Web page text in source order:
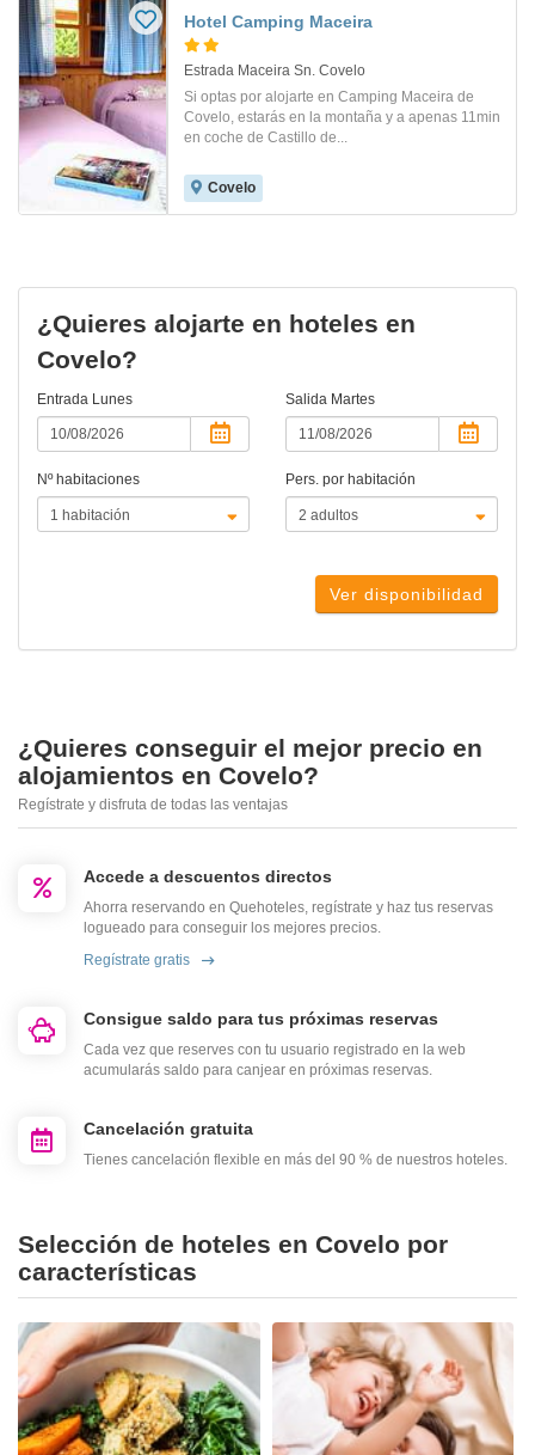
Hotel Camping Maceira
Estrada Maceira Sn. Covelo
Si optas por alojarte en Camping Maceira de
Covelo, estarás en la montaña y a apenas 11min
en coche de Castillo de...
Covelo
¿Quieres alojarte en hoteles en
Covelo?
Entrada Lunes Salida Martes
Nº habitaciones Pers. por habitación
Ver disponibilidad
¿Quieres conseguir el mejor precio en
alojamientos en Covelo?
Regístrate y disfruta de todas las ventajas
Accede a descuentos directos
Ahorra reservando en Quehoteles, regístrate y haz tus reservas
logueado para conseguir los mejores precios.
Regístrate gratis
Consigue saldo para tus próximas reservas
Cada vez que reserves con tu usuario registrado en la web
acumularás saldo para canjear en próximas reservas.
Cancelación gratuita
Tienes cancelación flexible en más del 90 % de nuestros hoteles.
Selección de hoteles en Covelo por
características